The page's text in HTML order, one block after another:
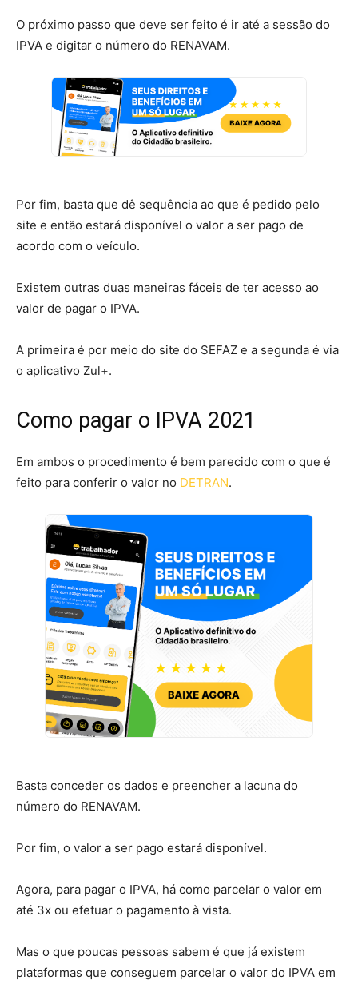
O próximo passo que deve ser feito é ir até a sessão do
IPVA e digitar o número do RENAVAM.
Por fim, basta que dê sequência ao que é pedido pelo
site e então estará disponível o valor a ser pago de
acordo com o veículo.
Existem outras duas maneiras fáceis de ter acesso ao
valor de pagar o IPVA.
A primeira é por meio do site do SEFAZ e a segunda é via
o aplicativo Zul+.
Como pagar o IPVA 2021
Em ambos o procedimento é bem parecido com o que é
feito para conferir o valor no DETRAN.
Basta conceder os dados e preencher a lacuna do
número do RENAVAM.
Por fim, o valor a ser pago estará disponível.
Agora, para pagar o IPVA, há como parcelar o valor em
até 3x ou efetuar o pagamento à vista.
Mas o que poucas pessoas sabem é que já existem
plataformas que conseguem parcelar o valor do IPVA em